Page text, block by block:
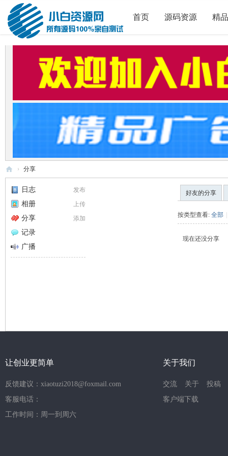
首页 源码资源 精
白
码
› 分享
发布
日志
上传
相册
添加
分享
记录
广播
好友的分享
按类型查看: 全部 |
现在还没分享
让创业更简单
反馈建议：xiaotuzi2018@foxmail.com
客服电话：
工作时间：周一到周六
关于我们
交流 关于
投稿
客户端下载